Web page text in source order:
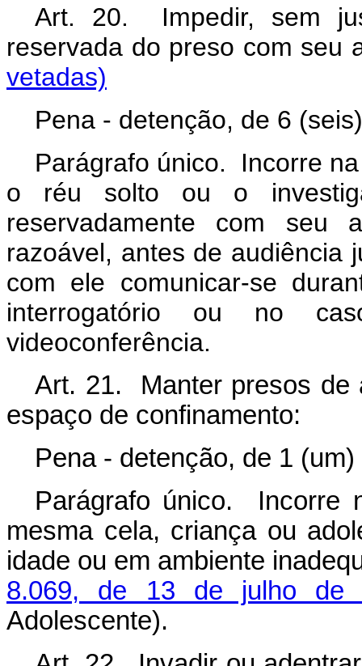
Art. 20. Impedir, sem
reservada do preso com
vetadas)
Pena - detenção, de 6
Parágrafo único. Incorre
o réu solto ou o
reservadamente com seu
razoável, antes de audiência
com ele comunicar-se
interrogatório ou no
videoconferência.
Art. 21. Manter presos de
espaço de confinamento:
Pena - detenção, de 1
Parágrafo único. Incorre
mesma cela, criança ou
idade ou em ambiente
8.069, de 13 de julho de
Adolescente).